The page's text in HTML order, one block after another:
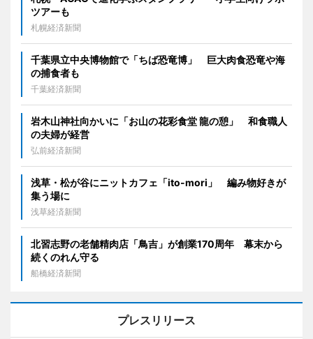
ツアーも
札幌経済新聞
千葉県立中央博物館で「ちば恐竜博」 巨大肉食恐竜や海
の捕食者も
千葉経済新聞
岩木山神社向かいに「お山の花彩食堂 龍の憩」 和食職人
の夫婦が経営
弘前経済新聞
浅草・松が谷にニットカフェ「ito-mori」 編み物好きが
集う場に
浅草経済新聞
北習志野の老舗精肉店「鳥吉」が創業170周年 幕末から
続くのれん守る
船橋経済新聞
プレスリリース